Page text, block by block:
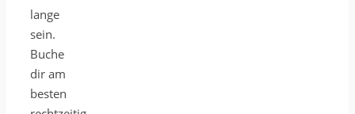
lange
sein.
Buche
dir am
besten